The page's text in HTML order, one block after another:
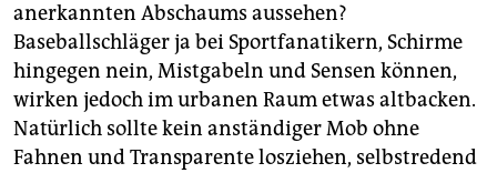
anerkannten Abschaums aussehen?
Baseballschläger ja bei Sportfanatikern, Schirme
hingegen nein, Mistgabeln und Sensen können,
wirken jedoch im urbanen Raum etwas altbacken.
Natürlich sollte kein anständiger Mob ohne
Fahnen und Transparente losziehen, selbstredend